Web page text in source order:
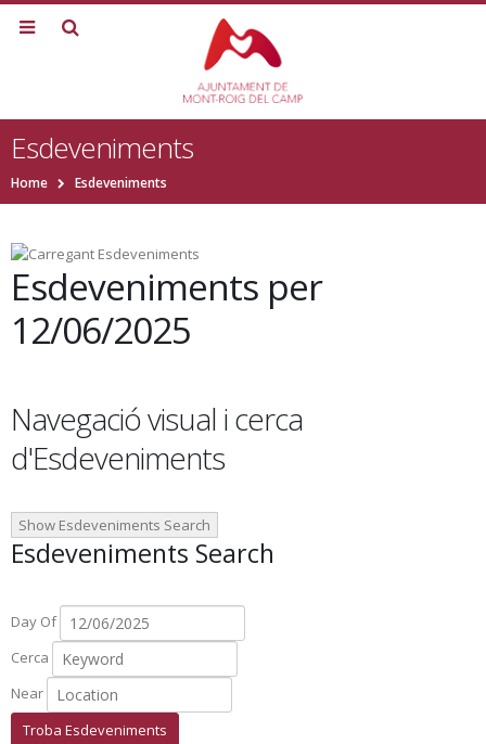
Esdeveniments
Home Esdeveniments
Esdeveniments per
12/06/2025
Navegació visual i cerca
d'Esdeveniments
Show Esdeveniments Search
Esdeveniments Search
Day Of
Cerca
Near